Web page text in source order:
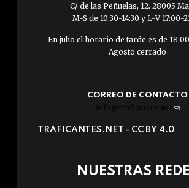
C/ de las Peñuelas, 12. 28005
M-S de 10:30-14:30 y L-V 17:00-
En julio el horario de tarde es de
Agosto cerrado
CORREO DE CONTACTO
info@traficantes.net (link
e-
TRAFICANTES.NET - CC BY 4.0
NUESTRAS